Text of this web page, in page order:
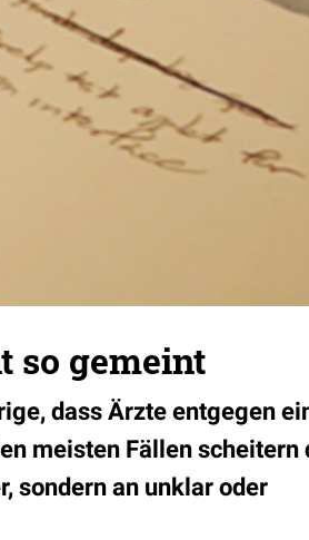
so gemeint
dass Ärzte entgegen
meisten Fällen scheitern
sondern an unklar oder